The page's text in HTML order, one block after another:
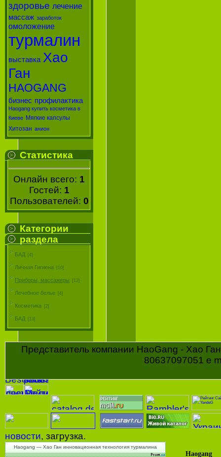
здоровье лечение
массаж заработок
омоложение
турмалин
выставка Хао
Ган
HAOGANG
бизнес профилактика
Haogang купить косметика в
Киеве Мягкие капсулы
Хитозан анион
Статистика
Онлайн всего: 1
Гостей: 1
Пользователей: 0
Категории
раздела
БАД [4]
Личная Гигиена [10]
Приборы, массажеры [12]
Лечебное белье [4]
Косметика [2]
БАД [13]
Представитель компании HaoGang - Хао
80637097051 e
новости, загрузка.
Haogang — Хао Ган инновационная технология турмалина
Haogang